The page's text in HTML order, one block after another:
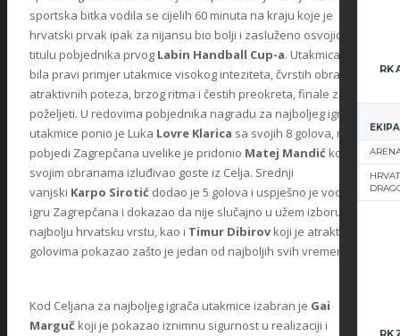
EKIPA
sportska bitka vodila se cijelih 60 minuta na kraju koje je
hrvatski prvak ipak za nijansu bio bolji i zasluženo osvojio
titulu pobjednika prvog Labin Handball Cup-a. Utakmica je
bila pravi primjer utakmice visokog inteziteta, čvrstih obrana,
atraktivnih poteza, brzog ritma i čestih preokreta, finale za
poželjeti. U redovima pobjednika nagradu za najboljeg igrača
utakmice ponio je Luka Lovre Klarica sa svojih 8 golova, no
pobjedi Zagrepčana uvelike je pridonio Matej Mandić koji je
svojim obranama izluđivao goste iz Celja. Srednji
vanjski Karpo Sirotić dodao je 5 golova i uspješno je vodio
igru Zagrepčana i dokazao da nije slučajno u užem izboru za
najbolju hrvatsku vrstu, kao i Timur Dibirovkoji je atraktivnim
golovima pokazao zašto je jedan od najboljih svih vremena.
Kod Celjana za najboljeg igrača utakmice izabran je Gai
Marguč koji je pokazao iznimnu sigurnost u realizaciji i